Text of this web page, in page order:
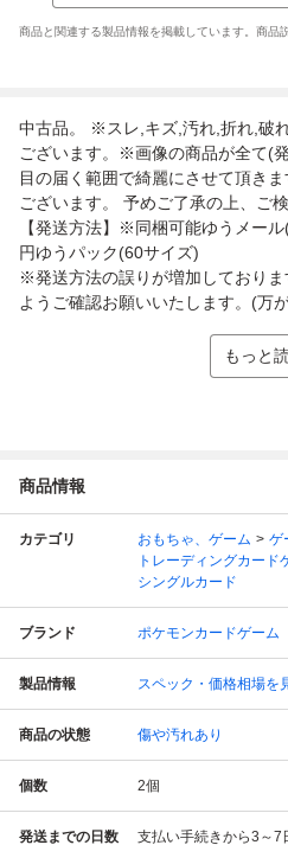
商品と関連する製品情報を掲載しています。商品
中古品。 ※スレ,キズ,汚れ,折れ,破
ございます。※画像の商品が全て(
目の届く範囲で綺麗にさせて頂き
ございます。 予めご了承の上、ご
【発送方法】※同梱可能ゆうメー
円ゆうパック(60サイズ)
※発送方法の誤りが増加しており
ようご確認お願いいたします。(万
もっと
商品情報
カテゴリ おもちゃ、ゲーム
ゲ
トレーディングカード
シングルカード
ブランド ポケモンカードゲーム
製品情報 スペック・価格相場を
商品の状態 傷や汚れあり
個数 2個
発送までの日数 支払い手続きから3～7